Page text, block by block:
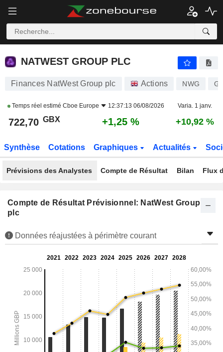
NATWEST GROUP PLC
NATWEST GROUP PLC
Finances NatWest Group plc Actions NWG
Temps réel estimé Cboe Europe 12:37:13 06/08/2026 Varia. 1 janv.
722,70 GBX +1,25 % +10,92 %
Synthèse Cotations Graphiques Actualités
Prévisions des Analystes Compte de Résultat Bilan Flux
Compte de Résultat Prévisionnel: NatWest Group
plc
Données réajustées à périmètre courant